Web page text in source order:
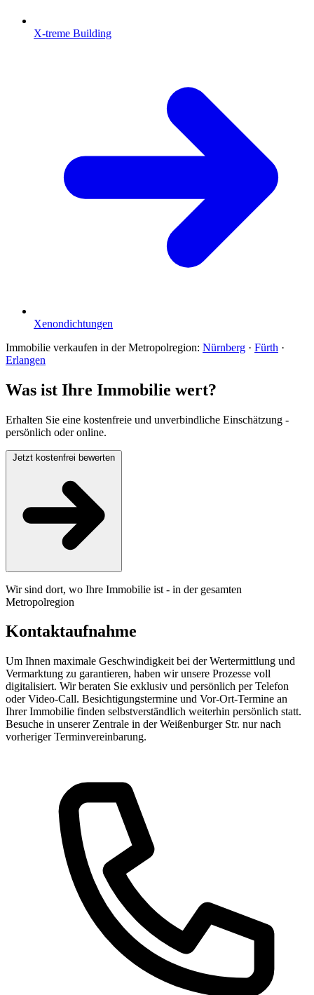
X-treme Building
Xenondichtungen
Immobilie verkaufen in der Metropolregion: Nürnberg · Fürth ·
Erlangen
Was ist Ihre Immobilie wert?
Erhalten Sie eine kostenfreie und unverbindliche Einschätzung -
persönlich oder online.
Wir sind dort, wo Ihre Immobilie ist - in der gesamten
Metropolregion
Kontaktaufnahme
Um Ihnen maximale Geschwindigkeit bei der Wertermittlung und
Vermarktung zu garantieren, haben wir unsere Prozesse voll
digitalisiert. Wir beraten Sie exklusiv und persönlich per Telefon
oder Video-Call. Besichtigungstermine und Vor-Ort-Termine an
Ihrer Immobilie finden selbstverständlich weiterhin persönlich statt.
Besuche in unserer Zentrale in der Weißenburger Str. nur nach
vorheriger Terminvereinbarung.